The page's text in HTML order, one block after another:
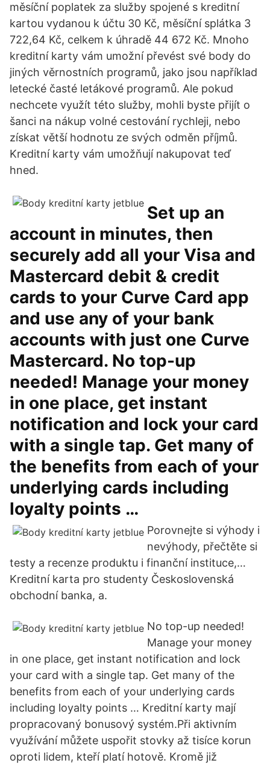
měsíční poplatek za služby spojené s kreditní
kartou vydanou k účtu 30 Kč, měsíční splátka 3
722,64 Kč, celkem k úhradě 44 672 Kč. Mnoho
kreditní karty vám umožní převést své body do
jiných věrnostních programů, jako jsou například
letecké časté letákové programů. Ale pokud
nechcete využít této služby, mohli byste přijít o
šanci na nákup volné cestování rychleji, nebo
získat větší hodnotu ze svých odměn příjmů.
Kreditní karty vám umožňují nakupovat teď
hned.
Set up an
account in minutes, then
securely add all your Visa and
Mastercard debit & credit
cards to your Curve Card app
and use any of your bank
accounts with just one Curve
Mastercard. No top-up
needed! Manage your money
in one place, get instant
notification and lock your card
with a single tap. Get many of
the benefits from each of your
underlying cards including
loyalty points …
Porovnejte si výhody i
nevýhody, přečtěte si
testy a recenze produktu i finanční instituce,…
Kreditní karta pro studenty Československá
obchodní banka, a.
No top-up needed!
Manage your money
in one place, get instant notification and lock
your card with a single tap. Get many of the
benefits from each of your underlying cards
including loyalty points … Kreditní karty mají
propracovaný bonusový systém.Při aktivním
využívání můžete uspořit stovky až tisíce korun
oproti lidem, kteří platí hotově. Kromě již